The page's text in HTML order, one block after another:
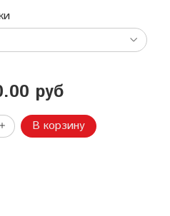
руб
В корзину